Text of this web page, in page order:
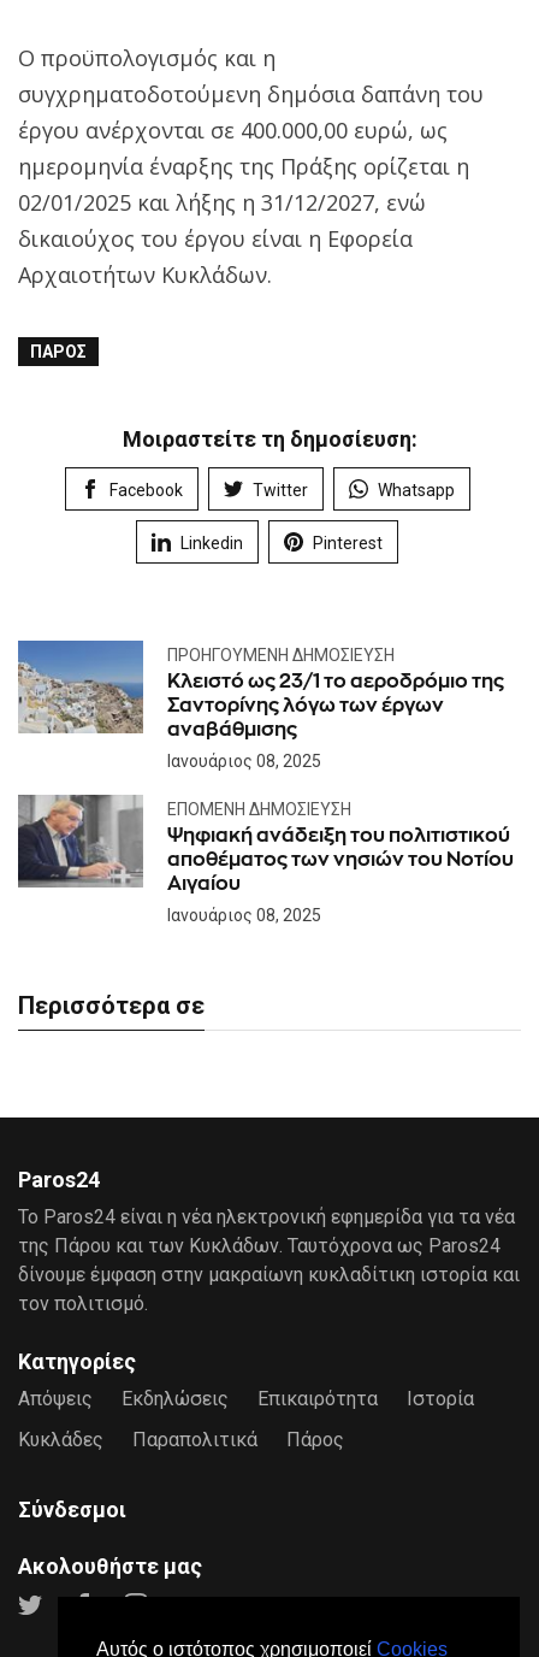
Αυτός ο ιστότοπος χρησιμοποιεί Cookies
Ο προϋπολογισμός και η
συγχρηματοδοτούμενη δημόσια δαπάνη του
έργου ανέρχονται σε 400.000,00 ευρώ, ως
ημερομηνία έναρξης της Πράξης ορίζεται η
02/01/2025 και λήξης η 31/12/2027, ενώ
δικαιούχος του έργου είναι η Εφορεία
Αρχαιοτήτων Κυκλάδων.
ΠΆΡΟΣ
Μοιραστείτε τη δημοσίευση:
Facebook Twitter Whatsapp
Linkedin Pinterest
ΠΡΟΗΓΟΎΜΕΝΗ ΔΗΜΟΣΊΕΥΣΗ
Κλειστό ως 23/1 το αεροδρόμιο της
Σαντορίνης λόγω των έργων
αναβάθμισης
Ιανουάριος 08, 2025
ΕΠΌΜΕΝΗ ΔΗΜΟΣΊΕΥΣΗ
Ψηφιακή ανάδειξη του πολιτιστικού
αποθέματος των νησιών του Νοτίου
Αιγαίου
Ιανουάριος 08, 2025
Περισσότερα σε
Paros24
Το Paros24 είναι η νέα ηλεκτρονική εφημερίδα για τα νέα
της Πάρου και των Κυκλάδων. Ταυτόχρονα ως Paros24
δίνουμε έμφαση στην μακραίωνη κυκλαδίτικη ιστορία και
τον πολιτισμό.
Κατηγορίες
Απόψεις Εκδηλώσεις Επικαιρότητα
Ιστορία
Κυκλάδες
Παραπολιτικά Πάρος
Σύνδεσμοι
Ακολουθήστε μας